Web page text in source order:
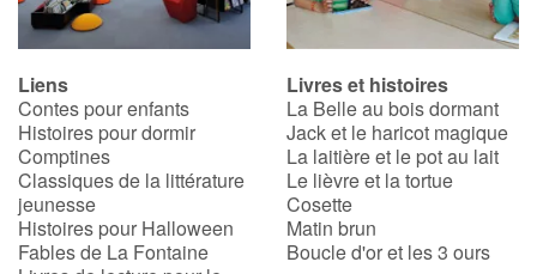
Famille
Écoles
Médiathèques
Vidéos & Tutoriaux
Liens
Contes pour enfants
Histoires pour dormir
Comptines
Classiques de la littérature
jeunesse
Histoires pour Halloween
Fables de La Fontaine
Livres et histoires
La Belle au bois dormant
Jack et le haricot magique
La laitière et le pot au lait
Le lièvre et la tortue
Cosette
Matin brun
Boucle d'or et les 3 ours